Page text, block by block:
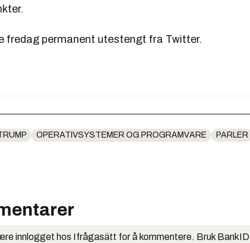
fredag permanent utestengt fra Twitter.
OPERATIVSYSTEMER OG PROGRAMVARE PARLER
innlogget hos Ifrågasätt for å kommentere. Bruk